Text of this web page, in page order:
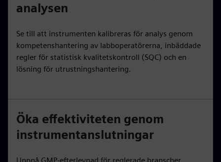
analysen
Se till att instrumenten kalibreras för analys genom
kompetenshantering av labboperatörerna, inbäddade
regler för statistisk kvalitetskontroll (SQC) och en
lösning för utrustningshantering.
Öka effektiviteten genom
instrumentanslutningar
Uppnå GMP-efterlevnad för reglerade branscher